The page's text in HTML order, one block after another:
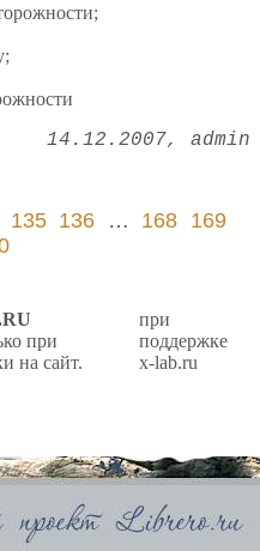
14.12.2007 admin
135 136 … 168 169
при
на сайт.
при
поддержке
x-lab.ru